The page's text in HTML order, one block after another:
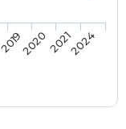
2019202020212024